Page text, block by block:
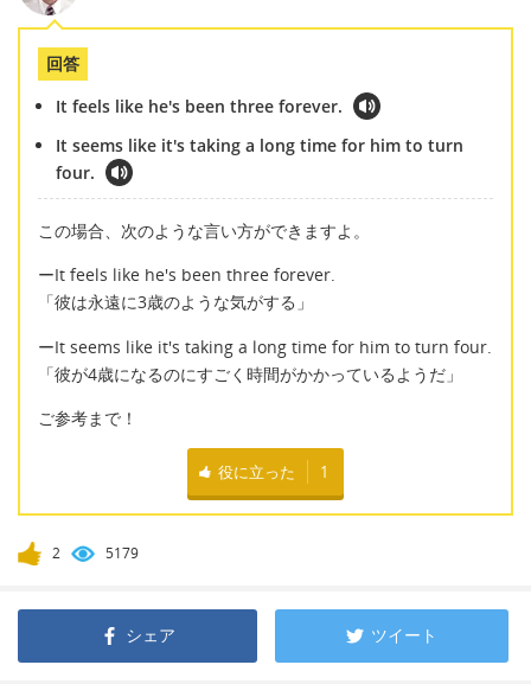
回答
It feels like he's been three forever.
It seems like it's taking a long time for him to turn
four.
この場合、次のような言い方ができますよ。
ーIt feels like he's been three forever.
「彼は永遠に3歳のような気がする」
ーIt seems like it's taking a long time for him to turn four.
「彼が4歳になるのにすごく時間がかかっているようだ」
ご参考まで！
役に立った 1
2 5179
シェア ツイート